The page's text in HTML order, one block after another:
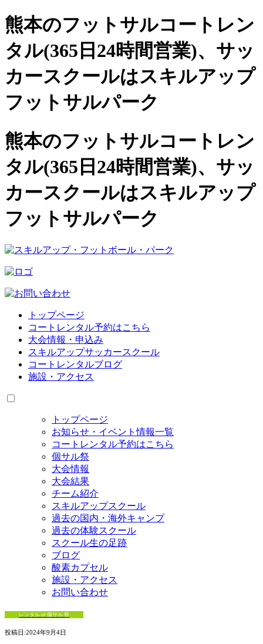
熊本のフットサルコートレン
タル(365日24時間営業)、 サッ
カースクールはスキルアップ
フットサルパーク
熊本のフットサルコートレン
タル(365日24時間営業)、サッ
カースクールはスキルアップ
フットサルパーク
トップページ
コートレンタル予約はこちら
大会情報・申込み
スキルアップサッカースクール
コートレンタルブログ
施設・アクセス
トップページ
お知らせ・イベント情報一覧
コートレンタル予約はこちら
個サル祭
大会情報
大会結果
チーム紹介
スキルアップスクール
過去の国内・海外キャンプ
過去の体験スクール
スクール生の足跡
ブログ
酸素カプセル
施設・アクセス
お問い合わせ
レンタル or 個サル 祭
投稿日:2024年9月4日